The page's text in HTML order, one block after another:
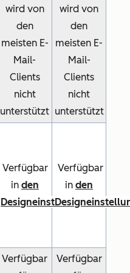
wird von
den
meisten E-
Mail-
Clients
nicht
unterstützt
wird von
den
meisten E-
Mail-
Clients
nicht
unterstützt
Verfügbar
in den
Designeinstellungen
Verfügbar
in den
Verfügbar
Verfügbar